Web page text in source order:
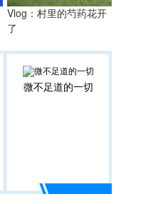
Vlog：村里的芍药花开
了
微不足道的一切